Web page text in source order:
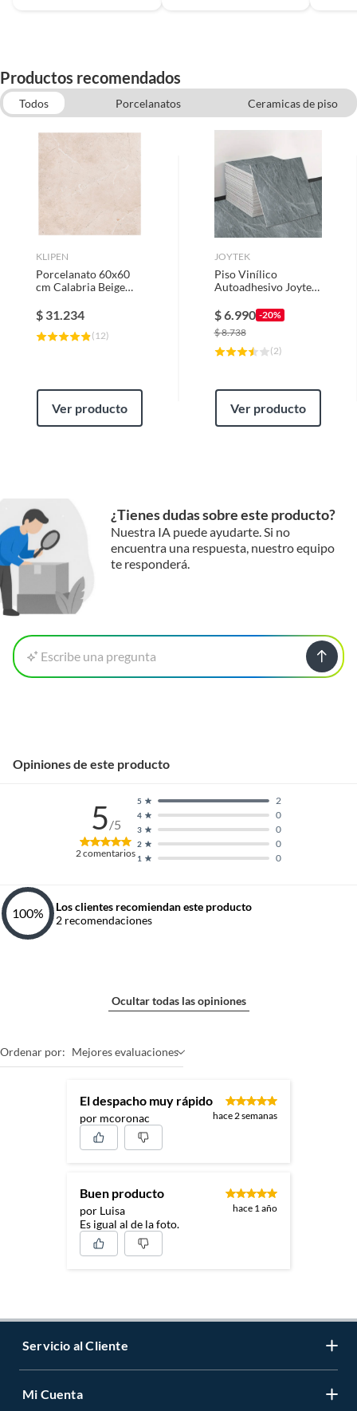
Productos recomendados
Todos Porcelanatos
Ceramicas de piso
KLIPEN
Porcelanato 60x60
cm Calabria Beige
$ 31.234
( 12)
Ver producto
JOYTEK
Piso Vinílico
Autoadhesivo Joytek
Unidad de 60x60 cm -
15 mm.
$6.990 -20%
$8.738
(2)
Ver producto
¿Tienes dudas sobre este producto?
Nuestra IA puede ayudarte. Si no
encuentra una respuesta, nuestro equipo
te responderá.
Escribe una pregunta
Opiniones de este producto
5/5
2comentarios 1 0
2 0
3 0
4 0
5 2
100%
Los clientes recomiendan este producto
2 recomendaciones
Ocultar todas las opiniones
Ordenar por: Mejores evaluaciones
El despacho muy rápido
por mcoronac hace 2 semanas
Buen producto
por Luisa hace 1 año
Es igual al de la foto.
Servicio al Cliente
Contáctanos
Mi Cuenta